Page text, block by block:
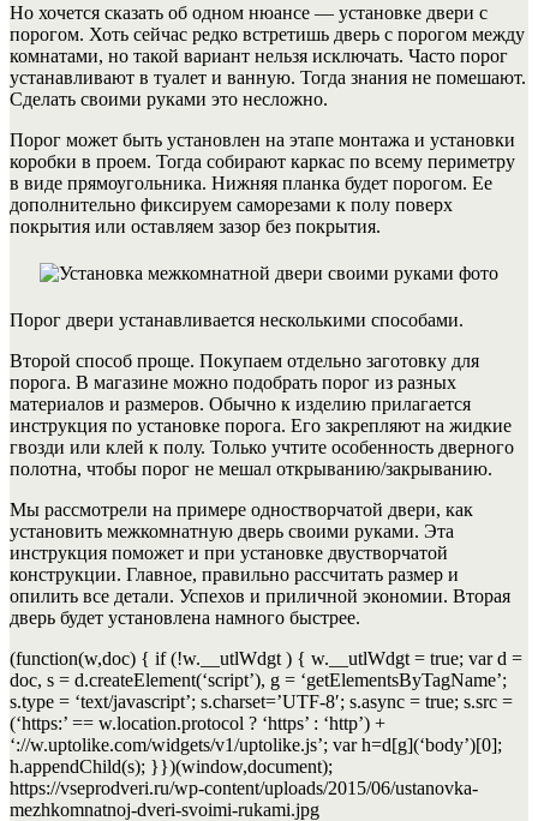
Но хочется сказать об одном нюансе — установке двери с
порогом. Хоть сейчас редко встретишь дверь с порогом между
комнатами, но такой вариант нельзя исключать. Часто порог
устанавливают в туалет и ванную. Тогда знания не помешают.
Сделать своими руками это несложно.
Порог может быть установлен на этапе монтажа и установки
коробки в проем. Тогда собирают каркас по всему периметру
в виде прямоугольника. Нижняя планка будет порогом. Ее
дополнительно фиксируем саморезами к полу поверх
покрытия или оставляем зазор без покрытия.
Порог двери устанавливается несколькими способами.
Второй способ проще. Покупаем отдельно заготовку для
порога. В магазине можно подобрать порог из разных
материалов и размеров. Обычно к изделию прилагается
инструкция по установке порога. Его закрепляют на жидкие
гвозди или клей к полу. Только учтите особенность дверного
полотна, чтобы порог не мешал открыванию/закрыванию.
Мы рассмотрели на примере одностворчатой двери, как
установить межкомнатную дверь своими руками. Эта
инструкция поможет и при установке двустворчатой
конструкции. Главное, правильно рассчитать размер и
опилить все детали. Успехов и приличной экономии. Вторая
дверь будет установлена намного быстрее.
(function(w,doc) { if (!w.__utlWdgt ) { w.__utlWdgt = true; var d =
doc, s = d.createElement(‘script’), g = ‘getElementsByTagName’;
s.type = ‘text/javascript’; s.charset=’UTF-8′; s.async = true; s.src =
(‘https:’ == w.location.protocol ? ‘https’ : ‘http’) +
‘://w.uptolike.com/widgets/v1/uptolike.js’; var h=d[g](‘body’)[0];
h.appendChild(s); }})(window,document);
https://vseprodveri.ru/wp-content/uploads/2015/06/ustanovka-
mezhkomnatnoj-dveri-svoimi-rukami.jpg